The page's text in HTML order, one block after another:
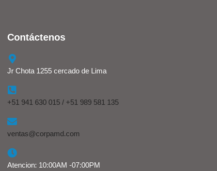
Contáctenos
Jr Chota 1255 cercado de Lima
+51 941 630 015 / +51 989 581 135
ventas@corpamd.com
Atencion: 10:00AM -07:00PM